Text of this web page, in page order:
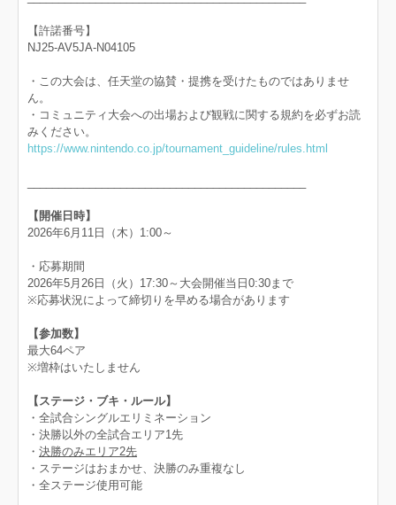
【許諾番号】
NJ25-AV5JA-N04105
・この大会は、任天堂の協賛・提携を受けたものではありませ
ん。
・コミュニティ大会への出場および観戦に関する規約を必ずお読
みください。
https://www.nintendo.co.jp/tournament_guideline/rules.html
【開催日時】
2026年6月11日（木）1:00～
・応募期間
2026年5月26日（火）17:30～大会開催当日0:30まで
※応募状況によって締切りを早める場合があります
【参加数】
最大64ペア
※増枠はいたしません
【ステージ・ブキ・ルール】
・全試合シングルエリミネーション
・決勝以外の全試合エリア1先
・ 決勝のみエリア2先
・ステージはおまかせ、決勝のみ重複なし
・全ステージ使用可能